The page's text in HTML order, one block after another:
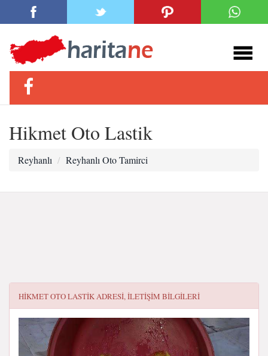
Hikmet Oto Lastik
Reyhanlı Reyhanlı Oto Tamirci
HIKMET OTO LASTIKADRESI, ILETIŞIM BILGILERI